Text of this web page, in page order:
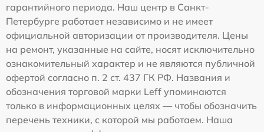
гарантийного периода. Наш центр в Санкт-
Петербурге работает независимо и не имеет
официальной авторизации от производителя. Цены
на ремонт, указанные на сайте, носят исключительно
ознакомительный характер и не являются публичной
офертой согласно п. 2 ст. 437 ГК РФ. Названия и
обозначения торговой марки Leff упоминаются
только в информационных целях — чтобы обозначить
перечень техники, с которой мы работаем. Наша